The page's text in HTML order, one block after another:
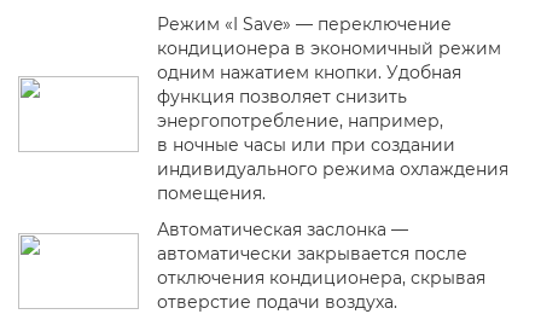
Режим «I Save» — переключение
кондиционера в экономичный режим
одним нажатием кнопки. Удобная
функция позволяет снизить
энергопотребление, например,
в ночные часы или при создании
индивидуального режима охлаждения
помещения.
Автоматическая заслонка —
автоматически закрывается после
отключения кондиционера, скрывая
отверстие подачи воздуха.